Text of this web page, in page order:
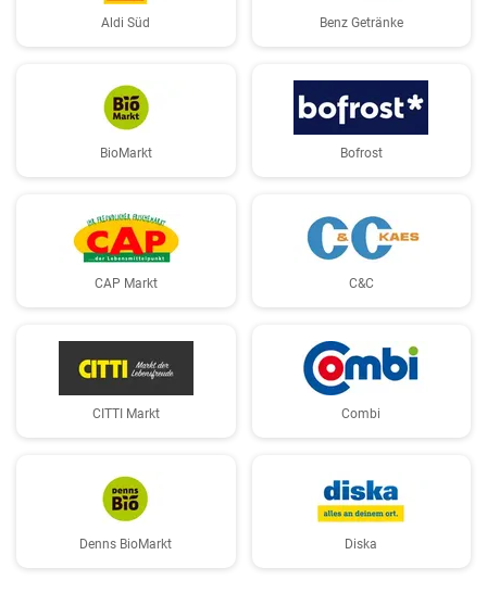
Aldi Süd Benz Getränke
BioMarkt Bofrost
CAP Markt C&C
CITTI Markt Combi
Denns BioMarkt Diska